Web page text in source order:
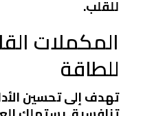
للقلب.
المكملات
للطاقة
تهدف إلى تحسين